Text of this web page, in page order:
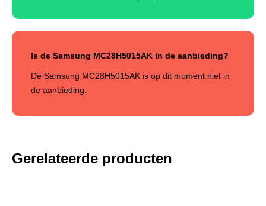
Is de Samsung MC28H5015AK in de aanbieding?
De Samsung MC28H5015AK is op dit moment niet in
de aanbieding.
Gerelateerde producten